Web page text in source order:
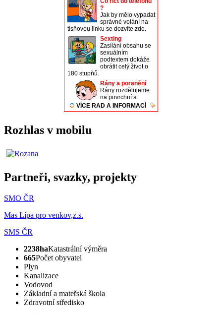
Rozhlas v mobilu
Partneři, svazky, projekty
SMO ČR
Mas Lípa pro venkov,z.s.
SMS ČR
2238haKatastrální výměra
665Počet obyvatel
Plyn
Kanalizace
Vodovod
Základní a mateřská škola
Zdravotní středisko